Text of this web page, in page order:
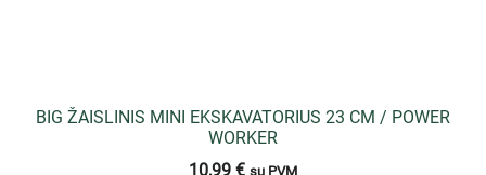
BIG ŽAISLINIS MINI EKSKAVATORIUS 23 CM / POWER
WORKER
10,99 € su PVM